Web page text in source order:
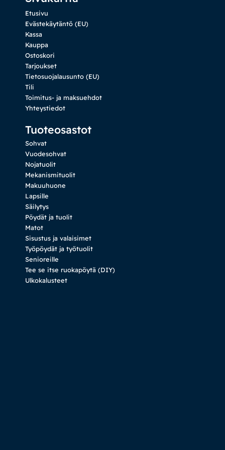
Etusivu
Evästekäytäntö (EU)
Kassa
Kauppa
Ostoskori
Tarjoukset
Tietosuojalausunto (EU)
Tili
Toimitus- ja maksuehdot
Yhteystiedot
Tuoteosastot
Sohvat
Vuodesohvat
Nojatuolit
Mekanismituolit
Makuuhuone
Lapsille
Säilytys
Pöydät ja tuolit
Matot
Sisustus ja valaisimet
Työpöydät ja työtuolit
Senioreille
Tee se itse ruokapöytä (DIY)
Ulkokalusteet